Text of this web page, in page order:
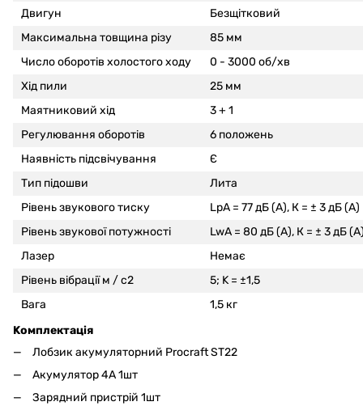
Двигун
Безщітковий
Максимальна товщина різу
85 мм
Число оборотів холостого ходу
0 - 3000 об/хв
Хід пили
25 мм
Маятниковий хід
3 + 1
Регулювання оборотів
6 положень
Наявність підсвічування
Є
Тип підошви
Лита
Рівень звукового тиску
LpA = 77 дБ (А), К = ± 3 дБ (А)
Рівень звукової потужності
LwA = 80 дБ (А), К = ± 3 дБ
Лазер
Немає
Рівень вібрації м / с2
5; K = ±1,5
Вага
1,5 кг
Kомплектація
Лобзик акумуляторний Procraft ST22
Акумулятор 4А 1шт
Зарядний пристрій 1шт